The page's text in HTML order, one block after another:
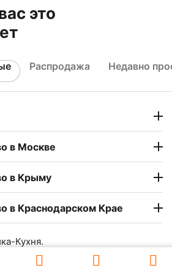
это
Распродажа Недавно
в Москве
в Крыму
в Краснодарском Крае
Кухня.